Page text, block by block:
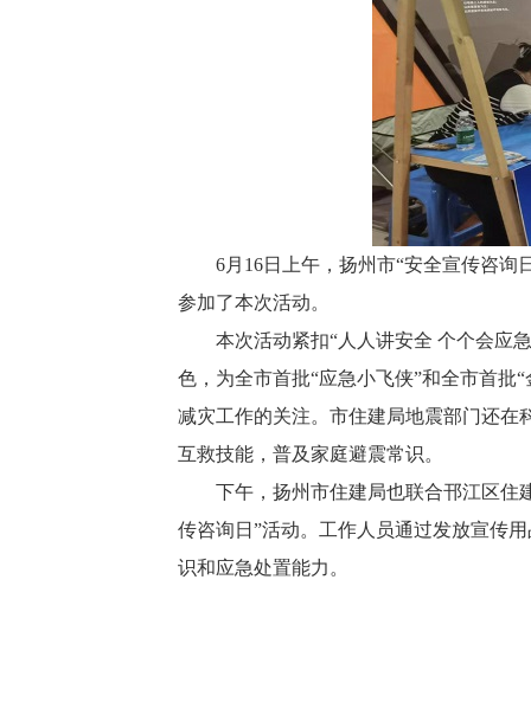
6月16日上午，扬州市“安全宣传咨
参加了本次活动。
本次活动紧扣“人人讲安全 个个会应
色，为全市首批“应急小飞侠”和全市首批
减灾工作的关注。市住建局地震部门还在
互救技能，普及家庭避震常识。
下午，扬州市住建局也联合邗江区住
传咨询日”活动。工作人员通过发放宣传
识和应急处置能力。